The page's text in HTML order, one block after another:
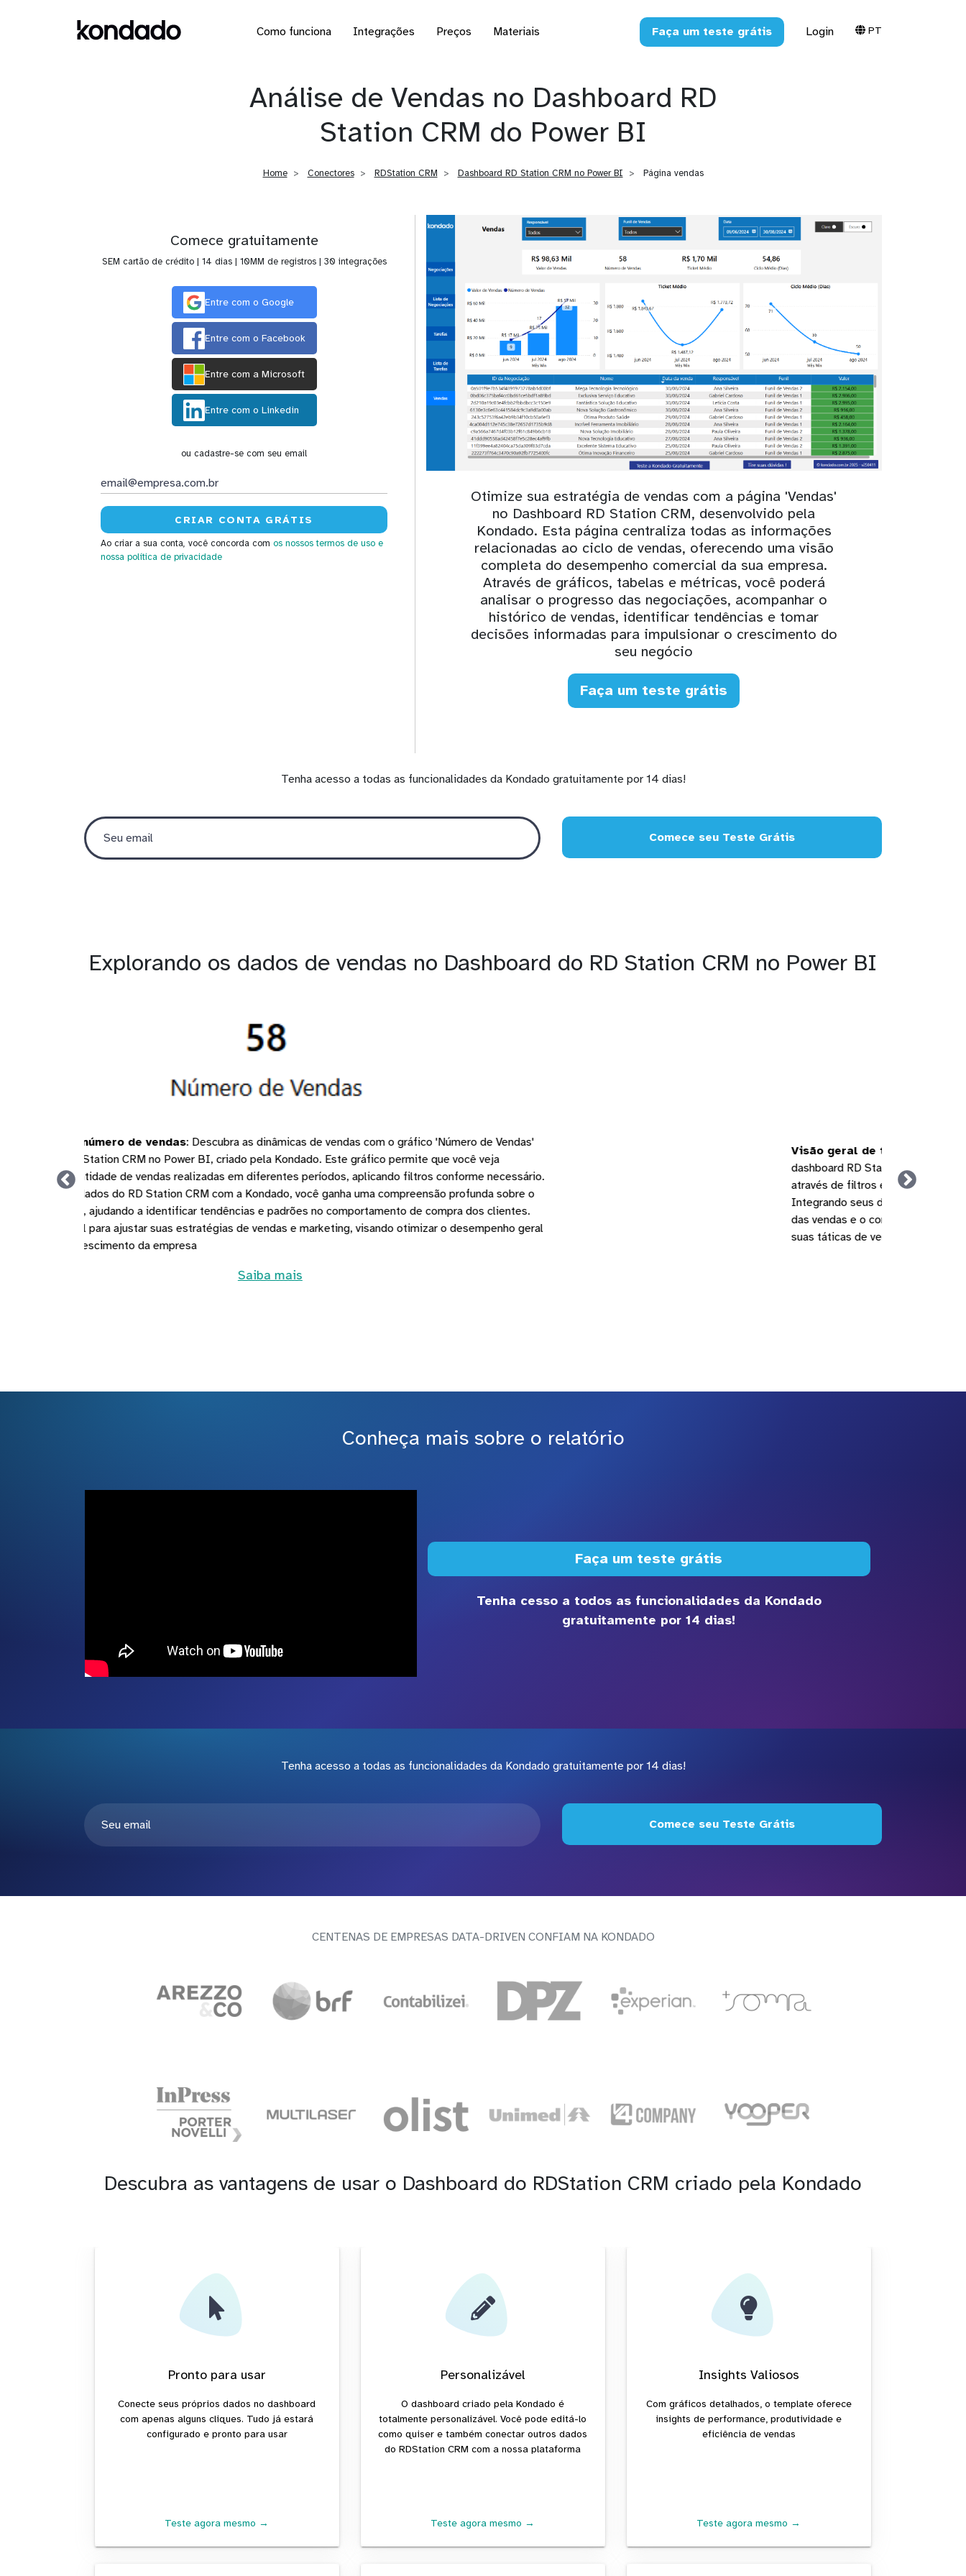
Como funciona Integrações Preços Materiais Faça um teste grátis Login PT
Análise de Vendas no Dashboard RD
Station CRM do Power BI
Home Conectores RDStation CRM Dashboard RD Station CRM no Power BI Página vendas
Comece gratuitamente
SEM cartão de crédito | 14 dias | 10MM de registros | 30 integrações
Entre com o Google
Entre com o Facebook
Entre com a Microsoft
Entre com o Linkedin
ou cadastre-se com seu email
Ao criar a sua conta, você concorda com os nossos termos de uso e
nossa política de privacidade
Otimize sua estratégia de vendas com a página 'Vendas'
no Dashboard RD Station CRM, desenvolvido pela
Kondado. Esta página centraliza todas as informações
relacionadas ao ciclo de vendas, oferecendo uma visão
completa do desempenho comercial da sua empresa.
Através de gráficos, tabelas e métricas, você poderá
analisar o progresso das negociações, acompanhar o
histórico de vendas, identificar tendências e tomar
decisões informadas para impulsionar o crescimento do
seu negócio
Faça um teste grátis
Tenha acesso a todas as funcionalidades da Kondado gratuitamente por 14 dias!
Comece seu Teste Grátis
Explorando os dados de vendas no Dashboard do RD Station CRM no Power BI
Visão geral de ticket médio : Aprimore sua estratégia de precificação com o gráfico 'Ticket Médio' do
dashboard RD Station CRM no Power BI. Esse recurso ilustra o valor médio das vendas por período, ajustável
através de filtros específicos, fornecendo uma visão precisa do valor que cada cliente traz para sua empresa.
Integrando seus dados do RD Station CRM com a Kondado, você obtém insights essenciais sobre a eficiência
das vendas e o comportamento de gasto dos consumidores. Estas informações são fundamentais para refinar
suas táticas de vendas e marketing, maximizando a rentabilidade e fortalecendo a posição no mercado
Conheça mais sobre o relatório
Faça um teste grátis
Tenha cesso a todos as funcionalidades da Kondado
gratuitamente por 14 dias!
Tenha acesso a todas as funcionalidades da Kondado gratuitamente por 14 dias!
Comece seu Teste Grátis
CENTENAS DE EMPRESAS DATA-DRIVEN CONFIAM NA KONDADO
Descubra as vantagens de usar o Dashboard do RDStation CRM criado pela Kondado
Pronto para usar
Conecte seus próprios dados no dashboard
com apenas alguns cliques. Tudo já estará
configurado e pronto para usar
Teste agora mesmo →
Personalizável
O dashboard criado pela Kondado é
totalmente personalizável. Você pode editá-lo
como quiser e também conectar outros dados
do RDStation CRM com a nossa plataforma
Teste agora mesmo →
Insights Valiosos
Com gráficos detalhados, o template oferece
insights de performance, produtividade e
eficiência de vendas
Teste agora mesmo →